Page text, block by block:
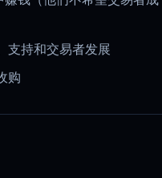
支持和交易者发展
购